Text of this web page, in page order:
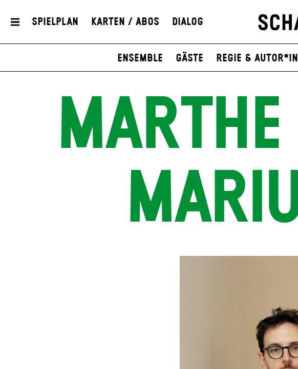
Spielplan Karten / Abos Dialog
Ensemble Gäste Regie &